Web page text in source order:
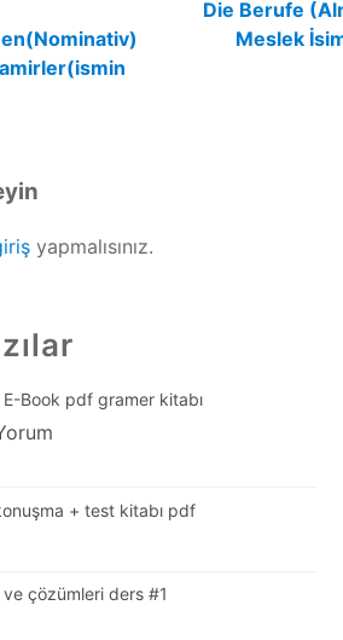
Die Berufe
Meslek
yapmalısınız.
E-Book pdf gramer kitabı
+ test kitabı pdf
çözümleri ders #1